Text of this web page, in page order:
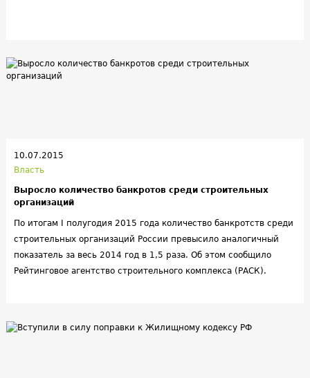
10.07.2015
Власть
Выросло количество банкротов среди строительных
организаций
По итогам I полугодия 2015 года количество банкротств среди
строительных организаций России превысило аналогичный
показатель за весь 2014 год в 1,5 раза. Об этом сообщило
Рейтинговое агентство строительного комплекса (РАСК).